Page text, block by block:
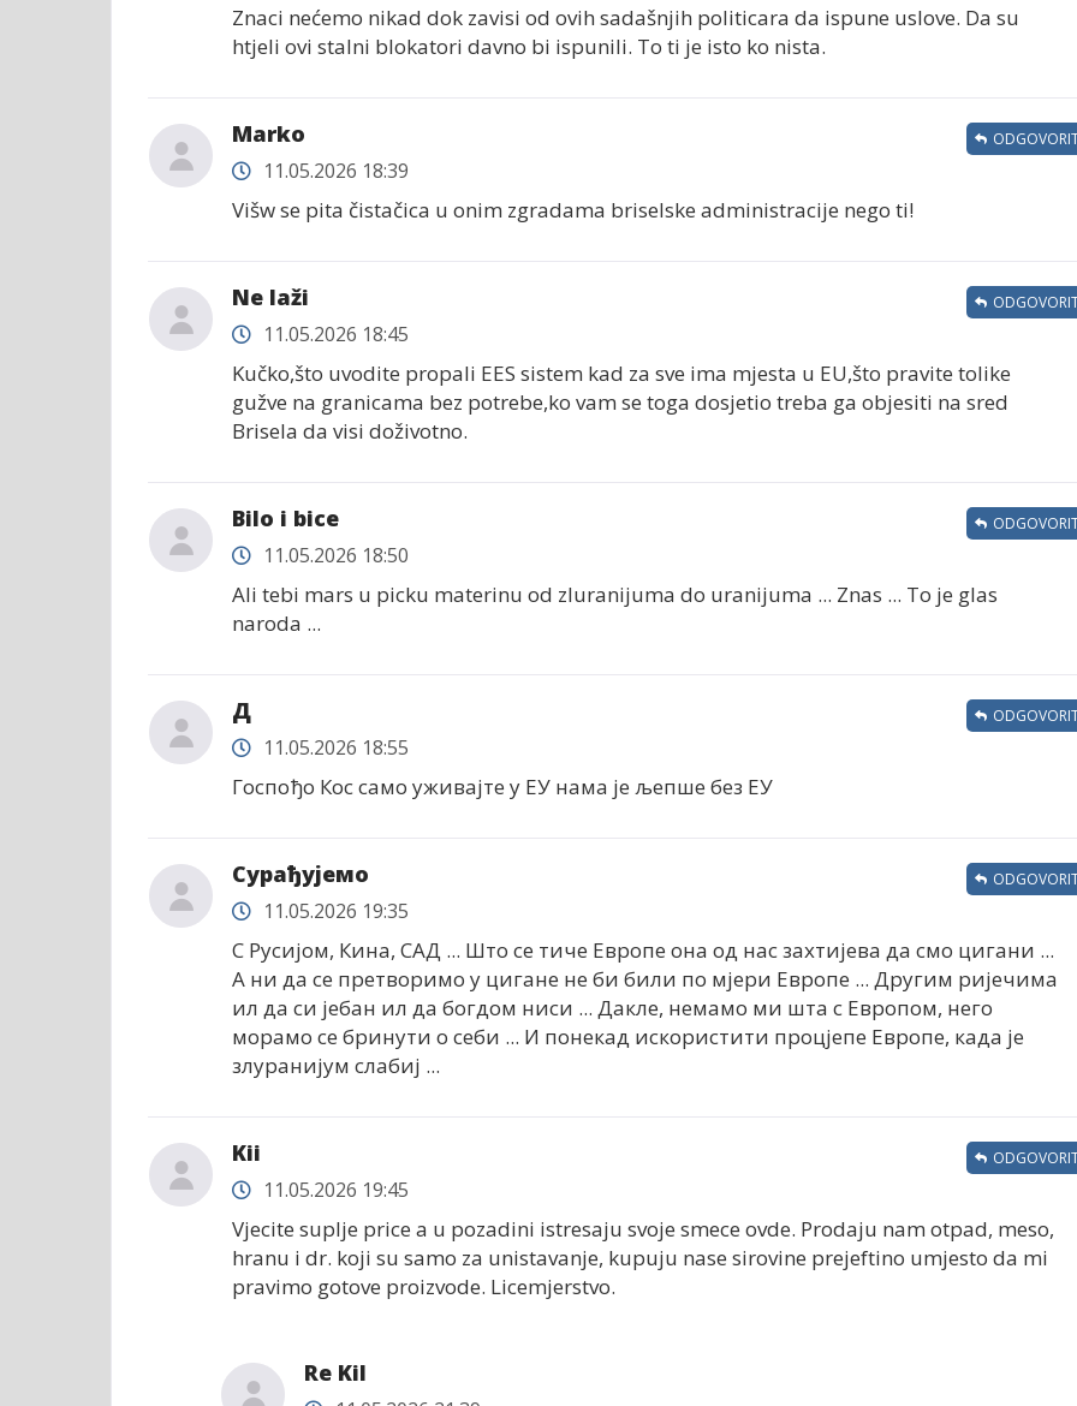
Znaci nećemo nikad dok zavisi od ovih sadašnjih politicara da ispune uslove. Da su
htjeli ovi stalni blokatori davno bi ispunili. To ti je isto ko nista.
Marko
11.05.2026 18:39
Višw se pita čistačica u onim zgradama briselske administracije nego ti!
Ne laži
11.05.2026 18:45
Kučko,što uvodite propali EES sistem kad za sve ima mjesta u EU,što pravite tolike
gužve na granicama bez potrebe,ko vam se toga dosjetio treba ga objesiti na sred
Brisela da visi doživotno.
Bilo i bice
11.05.2026 18:50
Ali tebi mars u picku materinu od zluranijuma do uranijuma ... Znas ... To je glas
naroda ...
Д
11.05.2026 18:55
Госпођо Кос само уживајте у ЕУ нама је љепше без ЕУ
Сурађујемо
11.05.2026 19:35
С Русијом, Кина, САД ... Што се тиче Европе она од нас захтијева да смо цигани ...
А ни да се претворимо у цигане не би били по мјери Европе ... Другим ријечима
ил да си јебан ил да богдом ниси ... Дакле, немамо ми шта с Европом, него
морамо се бринути о себи ... И понекад искористити процјепе Европе, када је
злуранијум слабиј ...
Kii
11.05.2026 19:45
Vjecite suplje price a u pozadini istresaju svoje smece ovde. Prodaju nam otpad, meso,
hranu i dr. koji su samo za unistavanje, kupuju nase sirovine prejeftino umjesto da mi
pravimo gotove proizvode. Licemjerstvo.
Re Kil